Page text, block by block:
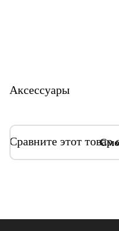
Аксессуары
Сравните этот